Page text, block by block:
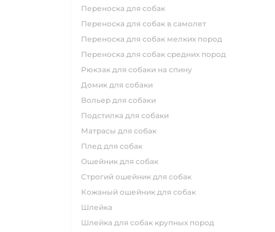
переноска для собак
переноска для собак в самолет
переноска для собак мелких пород
переноска для собак средних пород
рюкзак для собаки на спину
домик для собаки
вольер для собаки
подстилка для собаки
матрасы для собак
плед для собак
ошейник для собак
строгий ошейник для собак
кожаный ошейник для собак
шлейка
шлейка для собак крупных пород